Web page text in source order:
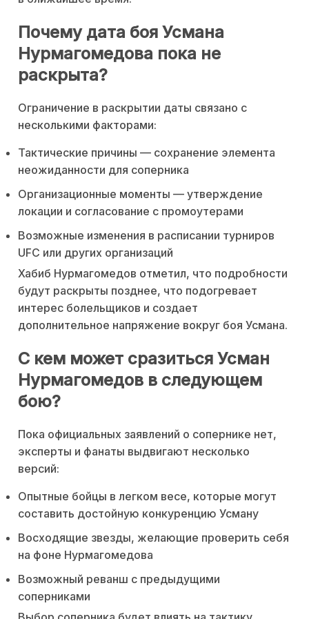
Почему дата боя Усмана
Нурмагомедова пока не
раскрыта?
Ограничение в раскрытии даты связано с
несколькими факторами:
Тактические причины — сохранение элемента
неожиданности для соперника
Организационные моменты — утверждение
локации и согласование с промоутерами
Возможные изменения в расписании турниров
UFC или других организаций
Хабиб Нурмагомедов отметил, что подробности
будут раскрыты позднее, что подогревает
интерес болельщиков и создает
дополнительное напряжение вокруг боя Усмана.
С кем может сразиться Усман
Нурмагомедов в следующем
бою?
Пока официальных заявлений о сопернике нет,
эксперты и фанаты выдвигают несколько
версий:
Опытные бойцы в легком весе, которые могут
составить достойную конкуренцию Усману
Восходящие звезды, желающие проверить себя
на фоне Нурмагомедова
Возможный реванш с предыдущими
соперниками